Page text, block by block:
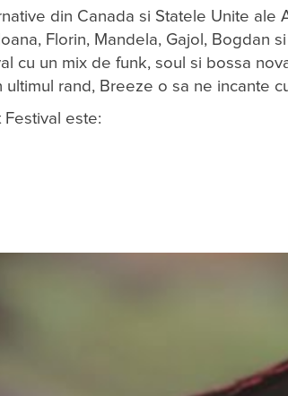
din Canada si Statele Unite ale
Florin, Mandela, Gajol, Bogdan
cu un mix de funk, soul si bossa
ultimul rand, Breeze o sa ne incante
este: